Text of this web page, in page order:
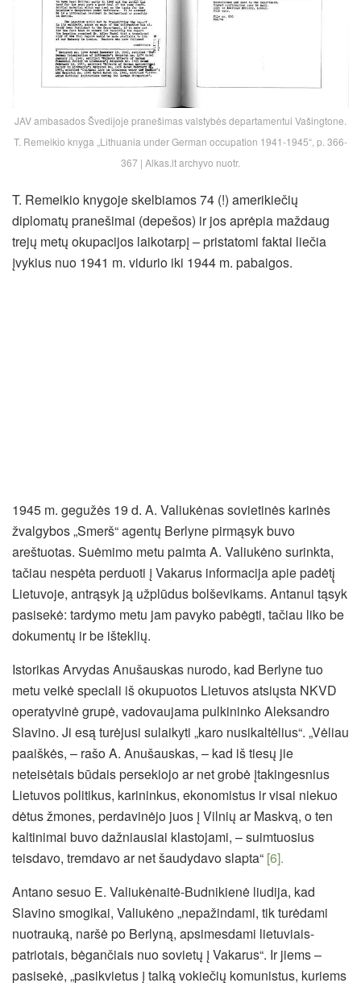
JAV ambasados Švedijoje pranešimas valstybės departamentui Vašingtone.
T. Remeikio knyga „Lithuania under German occupation 1941-1945“, p. 366-
367 | Alkas.lt archyvo nuotr.
T. Remeikio knygoje skelbiamos 74 (!) amerikiečių
diplomatų pranešimai (depešos) ir jos aprėpia maždaug
trejų metų okupacijos laikotarpį – pristatomi faktai liečia
įvykius nuo 1941 m. vidurio iki 1944 m. pabaigos.
1945 m. gegužės 19 d. A. Valiukėnas sovietinės karinės
žvalgybos „Smerš“ agentų Berlyne pirmąsyk buvo
areštuotas. Suėmimo metu paimta A. Valiukėno surinkta,
tačiau nespėta perduoti į Vakarus informacija apie padėtį̨
Lietuvoje, antrąsyk ją užplūdus bolševikams. Antanui tąsyk
pasisekė: tardymo metu jam pavyko pabėgti, tačiau liko be
dokumentų ir be išteklių.
Istorikas Arvydas Anušauskas nurodo, kad Berlyne tuo
metu veikė speciali iš okupuotos Lietuvos atsiųsta NKVD
operatyvinė grupė, vadovaujama pulkininko Aleksandro
Slavino. Ji esą turėjusi sulaikyti „karo nusikaltėlius“. „Vėliau
paaiškės, – rašo A. Anušauskas, – kad iš tiesų jie
neteisėtais būdais persekiojo ar net grobė įtakingesnius
Lietuvos politikus, karininkus, ekonomistus ir visai niekuo
dėtus žmones, perdavinėjo juos į Vilnių ar Maskvą, o ten
kaltinimai buvo dažniausiai klastojami, – suimtuosius
teisdavo, tremdavo ar net šaudydavo slapta“ [6].
Antano sesuo E. Valiukėnaitė-Budnikienė liudija, kad
Slavino smogikai, Valiukėno „nepažindami, tik turėdami
nuotrauką, naršė po Berlyną, apsimesdami lietuviais-
patriotais, bėgančiais nuo sovietų į Vakarus“. Ir jiems –
pasisekė, „pasikvietus į talką vokiečių komunistus, kuriems